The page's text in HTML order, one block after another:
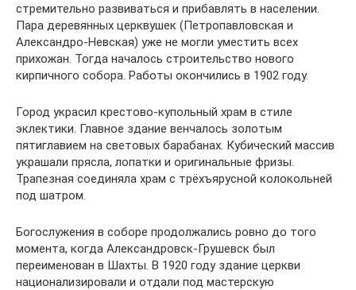
стремительно развиваться и прибавлять в населении.
Пара деревянных церквушек (Петропавловская и
Александро-Невская) уже не могли уместить всех
прихожан. Тогда началось строительство нового
кирпичного собора. Работы окончились в 1902 году.
Город украсил крестово-купольный храм в стиле
эклектики. Главное здание венчалось золотым
пятиглавием на световых барабанах. Кубический массив
украшали прясла, лопатки и оригинальные фризы.
Трапезная соединяла храм с трёхъярусной колокольней
под шатром.
Богослужения в соборе продолжались ровно до того
момента, когда Александровск-Грушевск был
переименован в Шахты. В 1920 году здание церкви
национализировали и отдали под мастерскую